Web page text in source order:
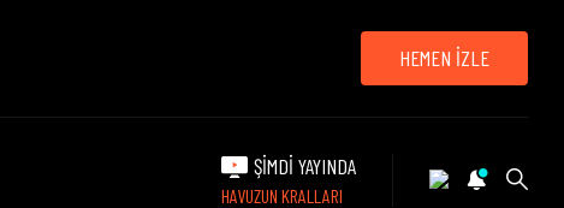
HEMEN İZLE
ŞİMDİ YAYINDA
HAVUZUN KRALLARI